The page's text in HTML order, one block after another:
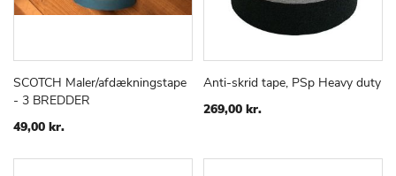
Læg i kurv
TILFØJ
SAMMENLIGN
SCOTCH Maler/afdækningstape
- 3 BREDDER
49,00 kr.
Læg i kurv
TILFØJ
Anti-skrid tape, PSp Heavy duty
269,00 kr.